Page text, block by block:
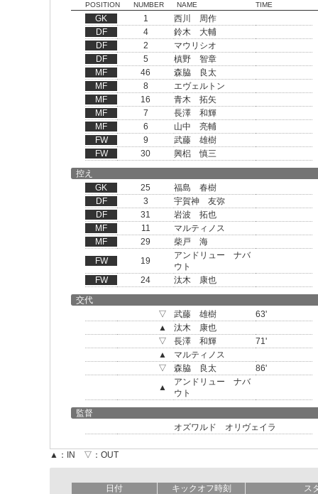
POSITION NUMBER NAME TIME
GK 1
西川 周作
DF
4
鈴木 大輔
DF
2
マウリシオ
DF
5
槙野 智章
MF
46
森脇 良太
MF
8
エヴェルトン
MF
16
青木 拓矢
MF
7
長澤 和輝
MF
6
山中 亮輔
FW
9
武藤 雄樹
FW
30
興梠 慎三
控え
GK
25
福島 春樹
DF
3
宇賀神 友弥
DF
31
岩波 拓也
MF
11
マルティノス
MF
29
柴戸 海
FW
19
アンドリュー ナバ
ウト
FW
24
汰木 康也
交代
▽
武藤 雄樹
63'
▲
汰木 康也
▽
長澤 和輝
71'
▲
マルティノス
▽
森脇 良太
86'
▲
アンドリュー ナバ
ウト
監督
オズワルド オリヴェイラ
▲：IN ▽：OUT
日付 キックオフ時刻
ス